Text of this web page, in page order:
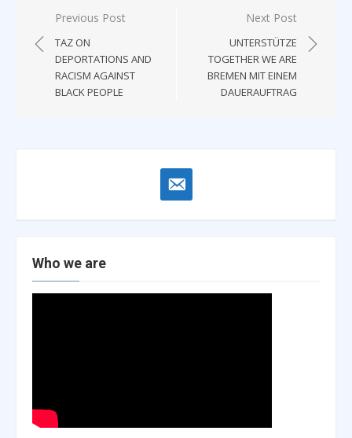
Post
navigation
Previous Post
TAZ ON
DEPORTATIONS AND
RACISM AGAINST
BLACK PEOPLE
Next Post
UNTERSTÜTZE
TOGETHER WE ARE
BREMEN MIT EINEM
DAUERAUFTRAG
email-
alt
Who we are